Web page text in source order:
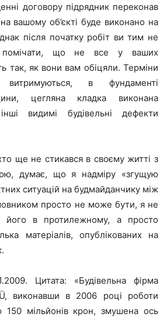
договору підрядник переконав
вашому об’єкті буде виконано на
після початку робіт ви тим не
помічати, що не все у ваших
так, як вони вам обіцяли. Терміни
в фундаменті
цегляна кладка виконана
видимі будівельні дефекти
ще не стикався в своєму житті з
думає, що я надміру «згущую
ситуацій на будмайданчику між
просто не може бути, я не
його в протилежному, а просто
матеріалів, опублікованих на
Цитата: «Будівельна фірма
виконавши в 2006 році роботи
150 мільйонів крон, змушена ось